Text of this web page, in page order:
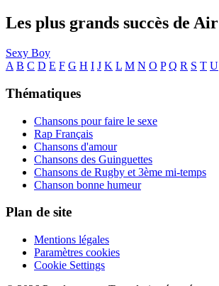
Les plus grands succès de Air
Sexy Boy
A B C D E F G H I J K L M N O P Q R S T U
Thématiques
Chansons pour faire le sexe
Rap Français
Chansons d'amour
Chansons des Guinguettes
Chansons de Rugby et 3ème mi-temps
Chanson bonne humeur
Plan de site
Mentions légales
Paramètres cookies
Cookie Settings